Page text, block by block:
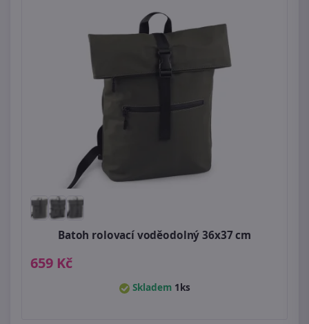
Batoh rolovací voděodolný 36x37 cm
659 Kč
Skladem 1ks